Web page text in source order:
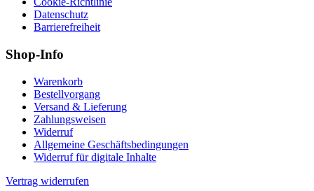
Datenschutz
Barrierefreiheit
Shop-Info
Warenkorb
Bestellvorgang
Versand & Lieferung
Zahlungsweisen
Widerruf
Allgemeine Geschäftsbedingungen
Widerruf für digitale Inhalte
Vertrag widerrufen